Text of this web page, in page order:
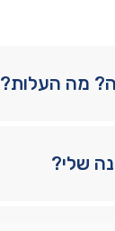
מה העלות?
שלי?